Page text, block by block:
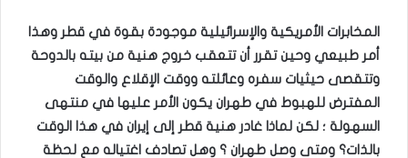
المخابرات الأمريكية والإسرائيلية موجودة بقوة في قطر وهذا
أمر طبيعي وحين تقرر أن تتعقب خروج هنية من بيته بالدوحة
وتتقصى حيثيات سفره وعائلته ووقت الإقلاع والوقت
المفترض للهبوط في طهران يكون الأمر عليها في منتهى
السهولة ؛ لكن لماذا غادر هنية قطر إلى إيران في هذا الوقت
بالذات؟ ومتى وصل طهران ؟ وهل تصادف اغتياله مع لحظة